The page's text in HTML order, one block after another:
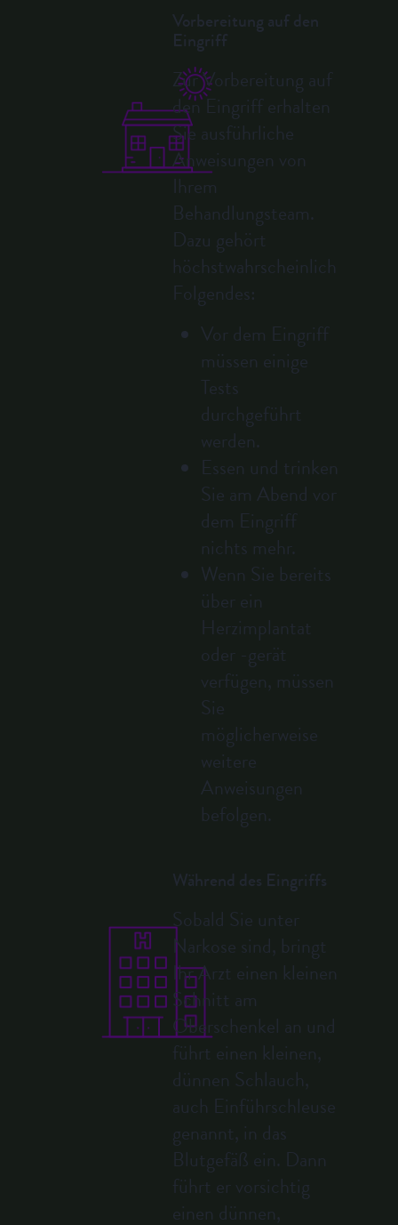
Vorbereitung auf den
Eingriff
Zur Vorbereitung auf
den Eingriff erhalten
Sie ausführliche
Anweisungen von
Ihrem
Behandlungsteam.
Dazu gehört
höchstwahrscheinlich
Folgendes:
Vor dem Eingriff
müssen einige
Tests
durchgeführt
werden.
Essen und trinken
Sie am Abend vor
dem Eingriff
nichts mehr.
Wenn Sie bereits
über ein
Herzimplantat
oder -gerät
verfügen, müssen
Sie
möglicherweise
weitere
Anweisungen
befolgen.
Während des Eingriffs
Sobald Sie unter
Narkose sind, bringt
Ihr Arzt einen kleinen
Schnitt am
Oberschenkel an und
führt einen kleinen,
dünnen Schlauch,
auch Einführschleuse
genannt, in das
Blutgefäß ein. Dann
führt er vorsichtig
einen dünnen,